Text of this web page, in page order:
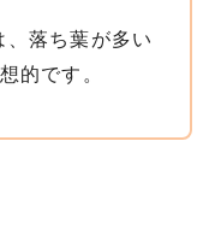
落ち葉が多い
的です。